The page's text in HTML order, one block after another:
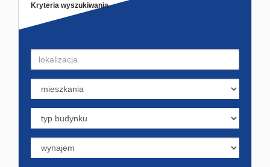
Kryteria wyszukiwania